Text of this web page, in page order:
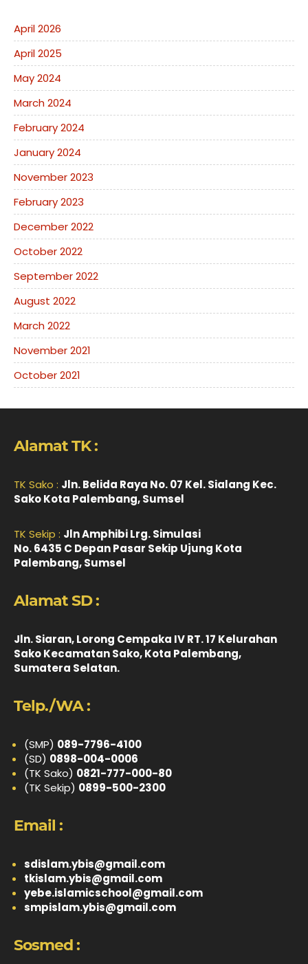
April 2026
April 2025
May 2024
March 2024
February 2024
January 2024
November 2023
February 2023
December 2022
October 2022
September 2022
August 2022
March 2022
November 2021
October 2021
Alamat TK :
TK Sako : Jln. Belida Raya No. 07 Kel. Sialang Kec.
Sako Kota Palembang, Sumsel
TK Sekip : Jln Amphibi Lrg. Simulasi
No. 6435 C Depan Pasar Sekip Ujung Kota
Palembang, Sumsel
Alamat SD :
Jln. Siaran, Lorong Cempaka IV RT. 17 Kelurahan
Sako Kecamatan Sako, Kota Palembang,
Sumatera Selatan.
Telp./WA :
(SMP) 089-7796-4100
(SD) 0898-004-0006
(TK Sako) 0821-777-000-80
(TK Sekip) 0899-500-2300
Email :
sdislam.ybis@gmail.com
tkislam.ybis@gmail.com
yebe.islamicschool@gmail.com
smpislam.ybis@gmail.com
Sosmed :